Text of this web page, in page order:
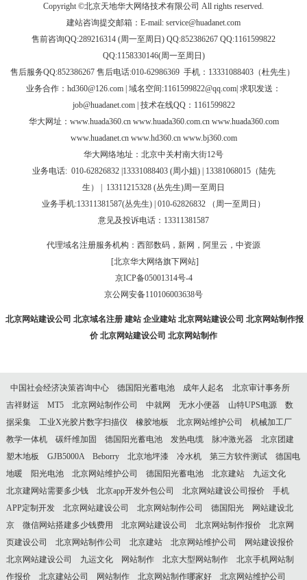
Copyright ©北京天地华大网络技术有限公司 All rights reserved.
建站咨询提交邮箱：E-mail: service@huadanet.com
售前咨询QQ:289216314 (周一至周日) QQ:852386267 QQ:1161599822
QQ:1158330146(周一至周日)
售后服务QQ:852386267 售后电话:010-62986369 手机：13331088403（杜先生）
业务合作： hd360@126.com | 域名空间:1161599822@qq.com| 求职发送：
job@huadanet.com| 技术在线QQ：1161599822
华大网址： www.huada360.cn www.huada360.com.cn www.huada360.com
www.huadanet.cn www.hd360.cn www.bj360.com
华大网络地址：北京中关村南大街12号
业务电话: 010-62826832 | 13331088403 (周小姐) | 13381068015（陆先
生）
13311215328 (丛先生)周一至周日
业务手机:13311381587(丛先生) | 010-62826832 （周一至周日）
意见及投诉电话：13311381587
代理域名注册服务机构：西部数码，新网，阿里云，中资源
[北京华大网络旗下网站]
京ICP备05001314号-4
京公网安备110106003638号
北京网站建设公司 北京域名注册 建站 企业建站 北京网站建设公司 北京网站制作报
价 北京网站建设公司 北京网站制作
中国社会经济决策咨询中心 德国阳光蓄电池 成年人起名
北京审计事务所
吉祥财运
MT5 北京网站制作公司 中就网 无水小便器 山特UPS电源
数
据采集
工业X光胶片数字扫描仪 橡胶地板 北京网站维护公司
机械加工厂
教学一体机
碳纤维加固 德国阳光蓄电池 发热电缆 脉冲激光器
北京团建
塑木地板
GJB5000A Beborry 北京地坪漆 冷水机 第三方软件测试
德国电
地暖
阳光电池 北京网站维护公司 德国阳光蓄电池 北京建站
九运文化
北京建网站需要多少钱
北京app开发外包公司 北京网站建设公司报价
手机
APP定制开发
北京网站建设公司 北京网站制作公司 德国阳光
网站建设北
京
微信网站搭建多少钱费用 北京网站建设公司 北京网站制作报价
北京网
页建设公司
北京网站制作公司 北京建站 北京网站维护公司
网站建设报价
北京网站建设公司
九运文化 网站制作 北京大型网站制作
北京手机网站制
作报价
北京建站公司 网站制作 北京网站制作哪家好 北京网站维护公司